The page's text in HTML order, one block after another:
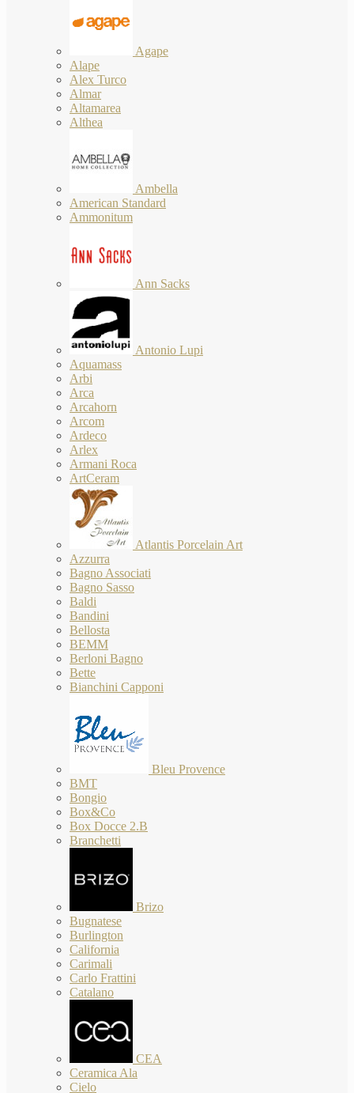
Agape
Alape
Alex Turco
Almar
Altamarea
Althea
Ambella
American Standard
Ammonitum
Ann Sacks
Antonio Lupi
Aquamass
Arbi
Arca
Arcahorn
Arcom
Ardeco
Arlex
Armani Roca
ArtCeram
Atlantis Porcelain Art
Azzurra
Bagno Associati
Bagno Sasso
Baldi
Bandini
Bellosta
BEMM
Berloni Bagno
Bette
Bianchini Capponi
Bleu Provence
BMT
Bongio
Box&Co
Box Docce 2.B
Branchetti
Brizo
Bugnatese
Burlington
California
Carimali
Carlo Frattini
Catalano
CEA
Ceramica Ala
Cielo